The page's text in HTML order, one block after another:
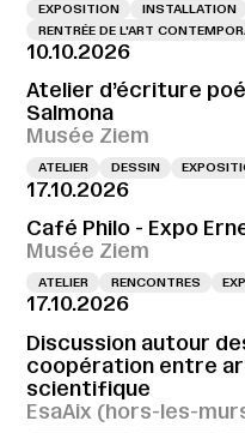
EXPOSITION INSTALLATION
RENTRÉE DE L'ART
10.10.2026
Atelier d’écriture
Salmona
Musée Ziem
ATELIER DESSIN
17.10.2026
Café Philo - Expo
Musée Ziem
ATELIER RENCONTRES
17.10.2026
Discussion autour
coopération entre
scientifique
EsaAix (hors-les-